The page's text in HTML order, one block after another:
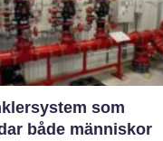
som
både människor